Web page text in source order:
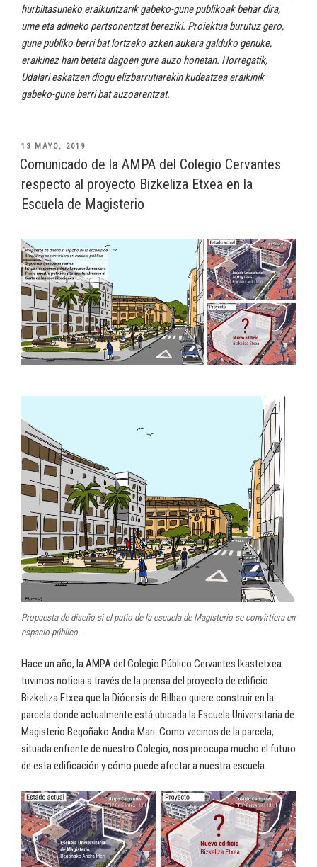
hurbiltasuneko eraikuntzarik gabeko-gune publikoak behar dira,
ume eta adineko pertsonentzat bereziki. Proiektua burutuz gero,
gune publiko berri bat lortzeko azken aukera galduko genuke,
eraikinez hain beteta dagoen gure auzo honetan. Horregatik,
Udalari eskatzen diogu elizbarrutiarekin kudeatzea eraikinik
gabeko-gune berri bat auzoarentzat.
PUBLICADO
EL
13 MAYO, 2019
Comunicado de la AMPA del Colegio Cervantes
respecto al proyecto Bizkeliza Etxea en la
Escuela de Magisterio
Propuesta de diseño si el patio de la escuela de Magisterio se convirtiera en
espacio público.
Hace un año, la AMPA del Colegio Público Cervantes Ikastetxea
tuvimos noticia a través de la prensa del proyecto de edificio
Bizkeliza Etxea que la Diócesis de Bilbao quiere construir en la
parcela donde actualmente está ubicada la Escuela Universitaria de
Magisterio Begoñako Andra Mari. Como vecinos de la parcela,
situada enfrente de nuestro Colegio, nos preocupa mucho el futuro
de esta edificación y cómo puede afectar a nuestra escuela.